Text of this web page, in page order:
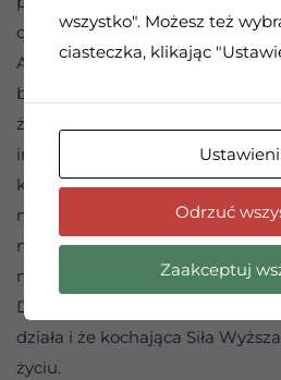
odnieść sukces, wciąż
Akceptujemy ich wyobrażenie o
być sukces. Wielu z nas
że byliśmy alkoholikami i nie
innego. Prawdopodobnie
które już nigdy się nie pojawią.
mogliśmy udowodnić swoją
naprawdę liczą się w naszym
nas samych.
Dziś mogę udowodnić, że
działa i że kochająca Siła
życiu.
wszystko". Możesz też
ciasteczka, klikając
Odrzuć
Zaakceptuj